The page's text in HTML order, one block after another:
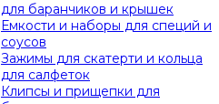
для баранчиков и крышек
Емкости и наборы для специй и
соусов
Зажимы для скатерти и кольца
для салфеток
Клипсы и прищепки для